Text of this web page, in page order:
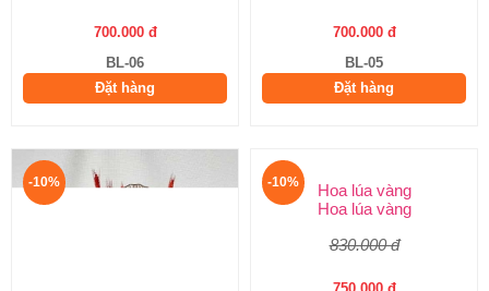
700.000 đ
BL-06
Đặt hàng
700.000 đ
BL-05
Đặt hàng
-10% -10%